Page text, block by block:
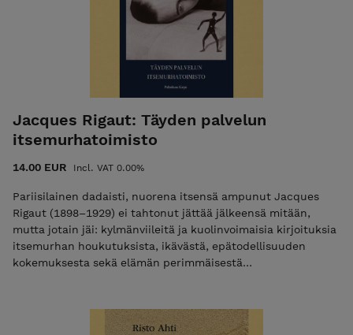
ongelma. Hän tekee Kuolemattomien kirjassa sen, johon vain
taitavin sanankäyttäjä pystyy: avaa meille ovet uuteen
todellisuuteen. - Kulttuuritoimitus Kuolemattomien kirjassa
kuvien voima ei perustu tekniseen mestaruuteen vaan
mielikuvituksen, tunteiden ja tiedostamattoman laukkaan.
Sanat säteilevät, maalauksiin sulaudutaan. Vaikuttava
Metsästäjät talvimaisemassa (1565) peittoaa jopa
englantilaisklassikko William Carlos Williamsin
Jacques Rigaut: Täyden palvelun
itsemurhatoimisto
14.00 EUR Incl. VAT 0.00%
Pariisilainen dadaisti, nuorena itsensä ampunut Jacques
Rigaut (1898–1929) ei tahtonut jättää jälkeensä mitään,
mutta jotain jäi: kylmänviileitä ja kuolinvoimaisia kirjoituksia
itsemurhan houkutuksista, ikävästä, epätodellisuuden
kokemuksesta sekä elämän perimmäisestä
978-952-7256-52-7